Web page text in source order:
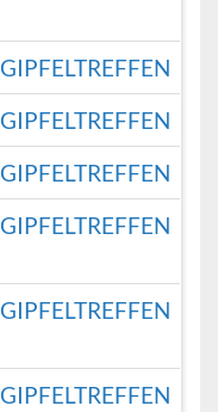
GIPFELTREFFEN
GIPFELTREFFEN
GIPFELTREFFEN
GIPFELTREFFEN
GIPFELTREFFEN
GIPFELTREFFEN